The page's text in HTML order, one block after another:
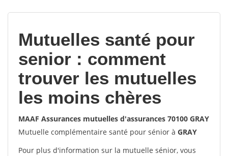
Mutuelles santé pour
senior : comment
trouver les mutuelles
les moins chères
MAAF Assurances mutuelles d'assurances 70100 GRAY
Mutuelle complémentaire santé pour sénior à GRAY
Pour plus d'information sur la mutuelle sénior, vous